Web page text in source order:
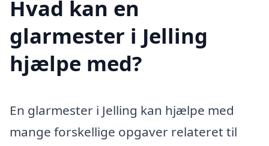
Hvad kan en
glarmester i Jelling
hjælpe med?
En glarmester i Jelling kan hjælpe med
mange forskellige opgaver relateret til